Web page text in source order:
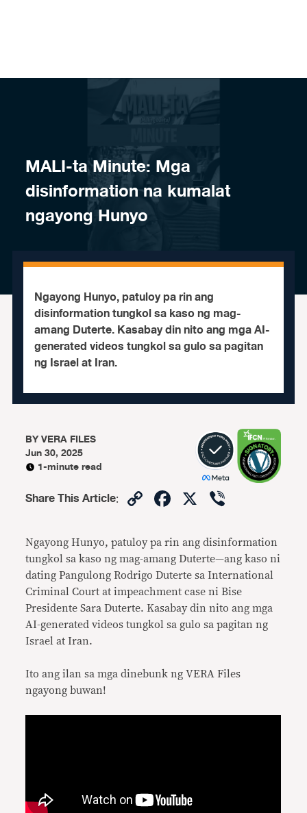
MALI-ta Minute: Mga
disinformation na kumalat
ngayong Hunyo
Ngayong Hunyo, patuloy pa rin ang
disinformation tungkol sa kaso ng mag-
amang Duterte. Kasabay din nito ang mga AI-
generated videos tungkol sa gulo sa pagitan
ng Israel at Iran.
BYVERA FILES
Jun 30, 2025
1-minute read
Share This Article: CopyFacebook
X
Ngayong Hunyo, patuloy pa rin ang disinformation
tungkol sa kaso ng mag-amang Duterte—ang kaso ni
dating Pangulong Rodrigo Duterte sa International
Criminal Court at impeachment case ni Bise
Presidente Sara Duterte. Kasabay din nito ang mga
AI-generated videos tungkol sa gulo sa pagitan ng
Israel at Iran.
Ito ang ilan sa mga dinebunk ng VERA Files
ngayong buwan!